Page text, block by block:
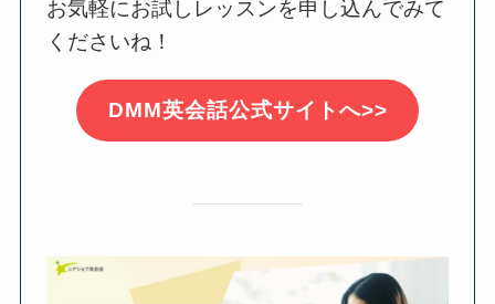
お気軽にお試しレッスンを申し込んでみて
くださいね！
DMM英会話公式サイトへ>>